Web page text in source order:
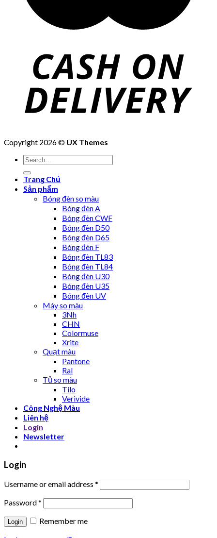
Copyright 2026 © UX Themes
Trang Chủ
Sản phẩm
Bóng đèn so màu
Bóng đèn A
Bóng đèn CWF
Bóng đèn D50
Bóng đèn D65
Bóng đèn F
Bóng đèn TL83
Bóng đèn TL84
Bóng đèn U30
Bóng đèn U35
Bóng đèn UV
Máy so màu
3Nh
CHN
Colormuse
Xrite
Quạt màu
Pantone
Ral
Tủ so màu
Tilo
Verivide
Công Nghệ Màu
Liên hệ
Login
Newsletter
Login
Username or email address *
Password*
Remember me